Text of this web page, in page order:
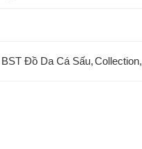
BST Đồ Da Cá Sấu,Collection,